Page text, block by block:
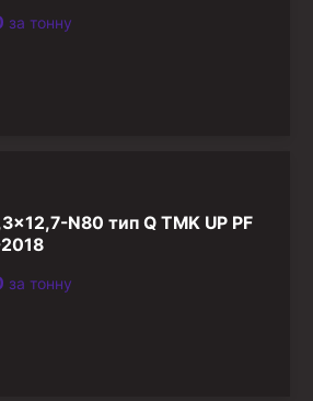
за тонну
N80 тип Q TMK UP PF
за тонну